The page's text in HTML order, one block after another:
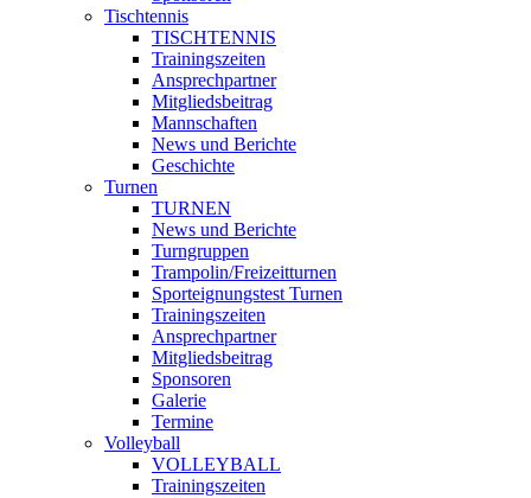
Tischtennis
TISCHTENNIS
Trainingszeiten
Ansprechpartner
Mitgliedsbeitrag
Mannschaften
News und Berichte
Geschichte
Turnen
TURNEN
News und Berichte
Turngruppen
Trampolin/Freizeitturnen
Sporteignungstest Turnen
Trainingszeiten
Ansprechpartner
Mitgliedsbeitrag
Sponsoren
Galerie
Termine
Volleyball
VOLLEYBALL
Trainingszeiten